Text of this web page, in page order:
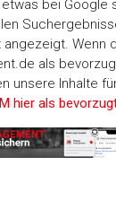
etwas bei Google
angezeigt. Wenn
als
unsere Inhalte
hier als